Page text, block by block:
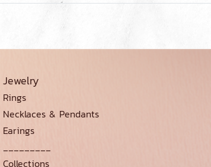
Jewelry
Rings
Necklaces & Pendants
Earings
_________
Collections